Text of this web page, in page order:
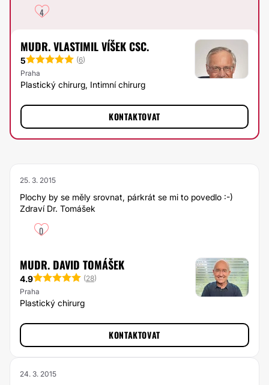
4
MUDR. VLASTIMIL VÍŠEK CSC.
5 (6)
Praha
Plastický chirurg, Intimní chirurg
KONTAKTOVAT
25. 3. 2015
Plochy by se měly srovnat, párkrát se mi to povedlo :-)
Zdraví Dr. Tomášek
0
MUDR. DAVID TOMÁŠEK
4.9 (28)
Praha
Plastický chirurg
KONTAKTOVAT
24. 3. 2015